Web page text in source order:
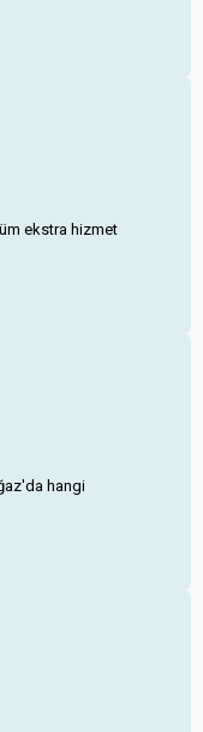
ekstra hizmet
hangi